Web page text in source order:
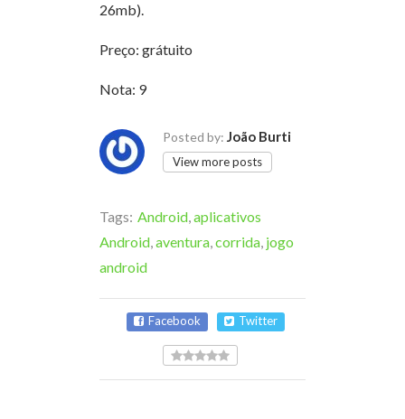
26mb).
Preço: grátuito
Nota: 9
Posted by: João Burti
View more posts
Tags: Android,aplicativos
Android,aventura,corrida, jogo
android
Facebook Twitter